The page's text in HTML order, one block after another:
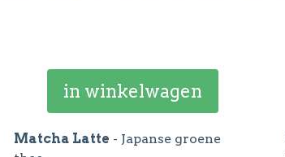
in winkelwagen
Matcha Latte - Japanse groene